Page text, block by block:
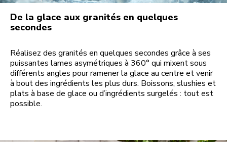
De la glace aux granités en quelques
secondes
Réalisez des granités en quelques secondes grâce à ses
puissantes lames asymétriques à 360° qui mixent sous
différents angles pour ramener la glace au centre et venir
à bout des ingrédients les plus durs. Boissons, slushies et
plats à base de glace ou d’ingrédients surgelés : tout est
possible.